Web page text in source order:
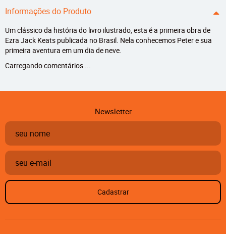
Informações do Produto
Um clássico da história do livro ilustrado, esta é a primeira obra de
Ezra Jack Keats publicada no Brasil. Nela conhecemos Peter e sua
primeira aventura em um dia de neve.
Carregando comentários ...
Newsletter
Cadastrar